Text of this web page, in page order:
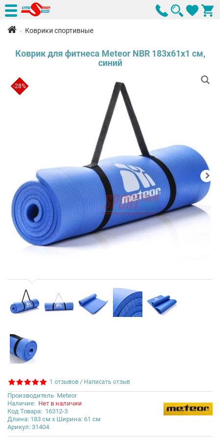
Коврики спортивные
Коврик для фитнеса Meteor NBR 183x61x1 см,
синий
-28%
1 отзывов / Написать отзыв
Производитель Meteor
Наличие: Нет в наличии
Код Товара: 16312-3
Длина: 183 см x Ширина: 61 см
Арикул: 31404